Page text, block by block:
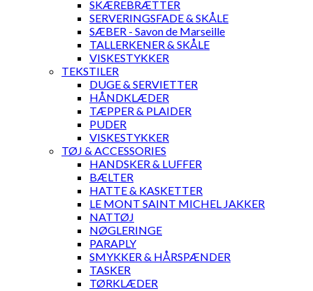
SKÆREBRÆTTER
SERVERINGSFADE & SKÅLE
SÆBER - Savon de Marseille
TALLERKENER & SKÅLE
VISKESTYKKER
TEKSTILER
DUGE & SERVIETTER
HÅNDKLÆDER
TÆPPER & PLAIDER
PUDER
VISKESTYKKER
TØJ & ACCESSORIES
HANDSKER & LUFFER
BÆLTER
HATTE & KASKETTER
LE MONT SAINT MICHEL JAKKER
NATTØJ
NØGLERINGE
PARAPLY
SMYKKER & HÅRSPÆNDER
TASKER
TØRKLÆDER